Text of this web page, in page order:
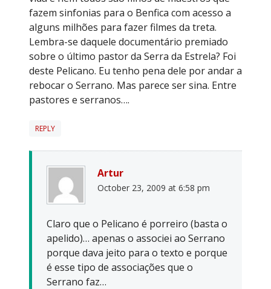
fazem sinfonias para o Benfica com acesso a
alguns milhões para fazer filmes da treta.
Lembra-se daquele documentário premiado
sobre o último pastor da Serra da Estrela? Foi
deste Pelicano. Eu tenho pena dele por andar a
rebocar o Serrano. Mas parece ser sina. Entre
pastores e serranos….
REPLY
Artur
October 23, 2009 at 6:58 pm
Claro que o Pelicano é porreiro (basta o
apelido)… apenas o associei ao Serrano
porque dava jeito para o texto e porque
é esse tipo de associações que o
Serrano faz…